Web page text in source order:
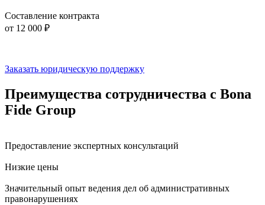
Составление контракта
от 12 000 ₽
Заказать юридическую поддержку
Преимущества сотрудничества с Bona
Fide Group
Предоставление экспертных консультаций
Низкие цены
Значительный опыт ведения дел об административных
правонарушениях